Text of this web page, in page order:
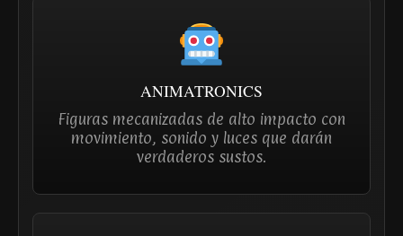
ANIMATRONICS
Figuras mecanizadas de alto impacto con
movimiento, sonido y luces que darán
verdaderos sustos.